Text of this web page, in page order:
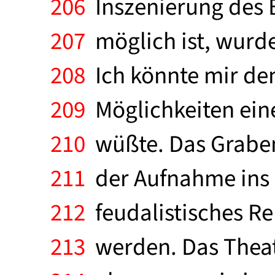
206 Inszenierung des
207 möglich ist,
208 Ich könnte mir
209 Möglichkeiten
210 wüßte. Das
211 der Aufnahme
212 feudalistisches
213 werden. Das